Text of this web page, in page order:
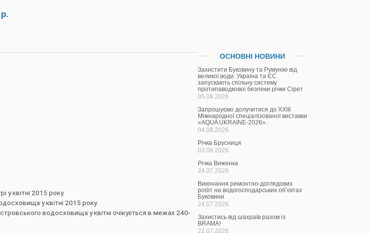
у квітні 2015 року.
у квітні 2015 року.
водосховища у квітні очікується в межах 240-
ОСНОВНІ НОВИНИ
Захистити Буковину та Румунію від
великої води: Україна та ЄС
запускають спільну систему
протипаводкової безпеки річки Сірет
05.08.2026
Запрошуємо долучитися до ХХІІІ
Міжнародної спеціалізованої виставки
«AQUA UKRAINE-2026».
04.08.2026
Річка Брусниця
03.08.2026
Річка Виженка
24.07.2026
Виконання ремонтно-доглядових
робіт на водогосподарських об’єктах
Буковини
24.07.2026
Захистись від шахраїв разом із
BRAMA!
22.07.2026